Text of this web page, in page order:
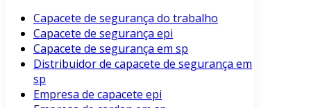
Capacete de segurança do trabalho
Capacete de segurança epi
Capacete de segurança em sp
Distribuidor de capacete de segurança em
sp
Empresa de capacete epi